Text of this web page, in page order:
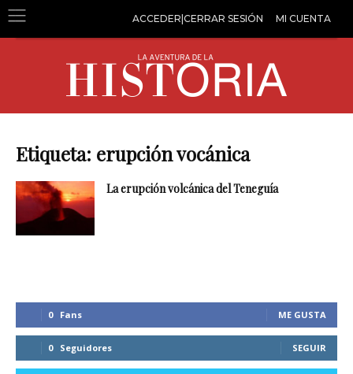
ACCEDER|CERRAR SESIÓN MI CUENTA
Etiqueta: erupción vocánica
La erupción volcánica del Teneguía
0 Fans ME GUSTA
0 Seguidores SEGUIR